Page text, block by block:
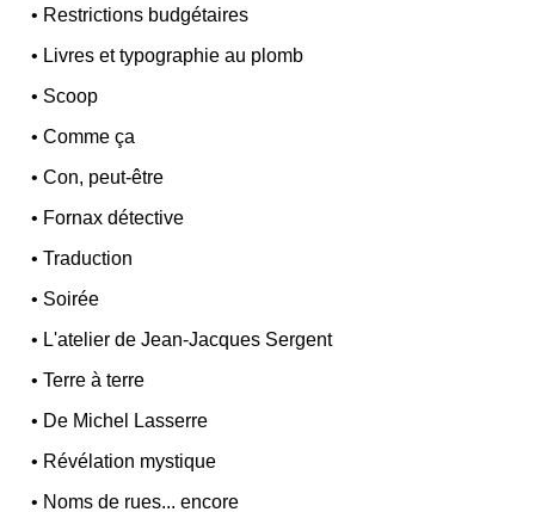
• Restrictions budgétaires
• Livres et typographie au plomb
• Scoop
•Comme ça
•Con, peut-être
• Fornax détective
•Traduction
• Soirée
• L'atelier de Jean-Jacques Sergent
•Terre à terre
• De Michel Lasserre
• Révélation mystique
• Noms de rues... encore